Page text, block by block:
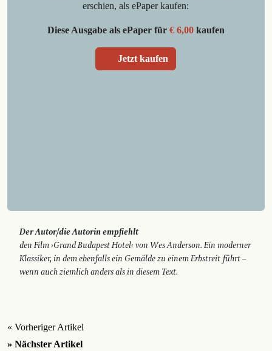
erschien, als ePaper kaufen:
Diese Ausgabe als ePaper für € 6,00kaufen
Jetzt kaufen
Der Autor/die Autorin empfiehlt
den Film ›Grand Budapest Hotel‹ von Wes Anderson. Ein moderner
Klassiker, in dem ebenfalls ein Gemälde zu einem Erbstreit führt –
wenn auch ziemlich anders als in diesem Text.
« Vorheriger Artikel
» Nächster Artikel